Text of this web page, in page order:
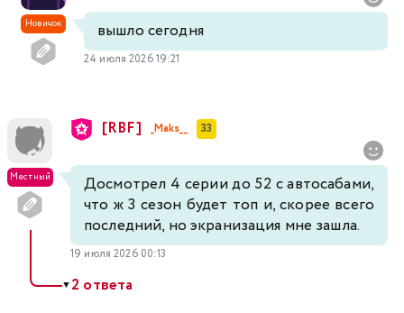
Новичок вышло сегодня
24 июля 2026 19:21
Местный
[RBF] _Maks__ 33
Досмотрел 4 серии до 52 с автосабами,
что ж 3 сезон будет топ и, скорее всего
последний, но экранизация мне зашла.
19 июля 2026 00:13
▼2 ответа